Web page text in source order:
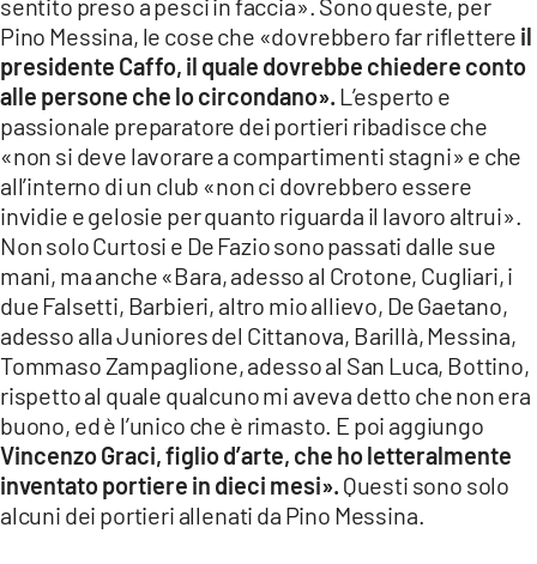
sentito preso a pesci in faccia». Sono queste, per
Pino Messina, le cose che «dovrebbero far riflettere il
presidente Caffo, il quale dovrebbe chiedere conto
alle persone che lo circondano». L’esperto e
passionale preparatore dei portieri ribadisce che
«non si deve lavorare a compartimenti stagni» e che
all’interno di un club «non ci dovrebbero essere
invidie e gelosie per quanto riguarda il lavoro altrui».
Non solo Curtosi e De Fazio sono passati dalle sue
mani, ma anche «Bara, adesso al Crotone, Cugliari, i
due Falsetti, Barbieri, altro mio allievo, De Gaetano,
adesso alla Juniores del Cittanova, Barillà, Messina,
Tommaso Zampaglione, adesso al San Luca, Bottino,
rispetto al quale qualcuno mi aveva detto che non era
buono, ed è l’unico che è rimasto. E poi aggiungo
Vincenzo Graci, figlio d’arte, che ho letteralmente
inventato portiere in dieci mesi». Questi sono solo
alcuni dei portieri allenati da Pino Messina.